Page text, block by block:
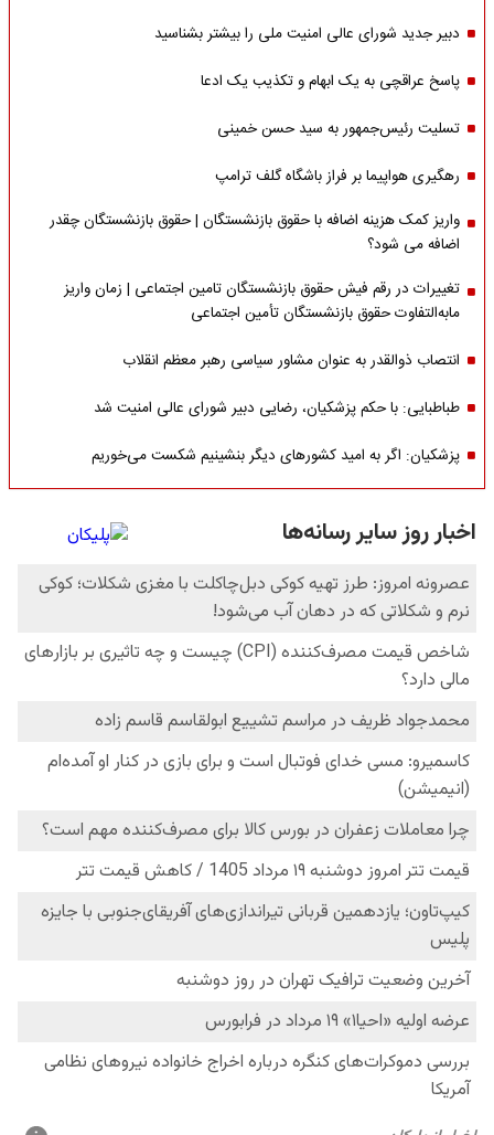
دبیر جدید شورای عالی امنیت ملی را بیشتر بشناسید
پاسخ عراقچی به یک ابهام و تکذیب یک ادعا
تسلیت رئیس‌جمهور به سید حسن خمینی
رهگیری هواپیما بر فراز باشگاه گلف ترامپ
واریز کمک هزینه اضافه با حقوق بازنشستگان | حقوق بازنشستگان چقدر
اضافه می شود؟
تغییرات در رقم فیش حقوق بازنشستگان تامین اجتماعی | زمان واریز
مابه‌التفاوت حقوق بازنشستگان تأمین اجتماعی
انتصاب ذوالقدر به عنوان مشاور سیاسی رهبر معظم انقلاب
طباطبایی: با حکم پزشکیان، رضایی دبیر شورای عالی امنیت شد
پزشکیان: اگر به امید کشورهای دیگر بنشینیم شکست می‌خوریم